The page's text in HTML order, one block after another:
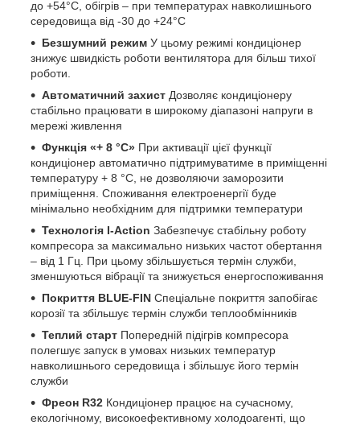
до +54°C, обігрів – при температурах навколишнього
середовища від -30 до +24°C
Безшумний режим У цьому режимі кондиціонер
знижує швидкість роботи вентилятора для більш тихої
роботи.
Автоматичний захист Дозволяє кондиціонеру
стабільно працювати в широкому діапазоні напруги в
мережі живлення
Функція «+ 8 °C» При активації цієї функції
кондиціонер автоматично підтримуватиме в приміщенні
температуру + 8 °C, не дозволяючи заморозити
приміщення. Споживання електроенергії буде
мінімально необхідним для підтримки температури
Технологія I-Action Забезпечує стабільну роботу
компресора за максимально низьких частот обертання
– від 1 Гц. При цьому збільшується термін служби,
зменшуються вібрації та знижується енергоспоживання
Покриття BLUE-FIN Спеціальне покриття запобігає
корозії та збільшує термін служби теплообмінників
Теплий старт Попередній підігрів компресора
полегшує запуск в умовах низьких температур
навколишнього середовища і збільшує його термін
служби
Фреон R32 Кондиціонер працює на сучасному,
екологічному, високоефективному холодоагенті, що